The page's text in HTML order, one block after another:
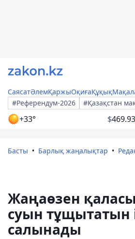
СаясатӘлемҚаржыОқиғаҚұқық
#Референдум-2026
#Қазақстан
+33° $469.93
Басты Барлық жаңалықтар
Жаңаөзен
суын тұщытатын
салынады